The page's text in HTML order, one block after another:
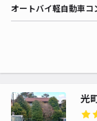
オートバイ軽自動車コ
光